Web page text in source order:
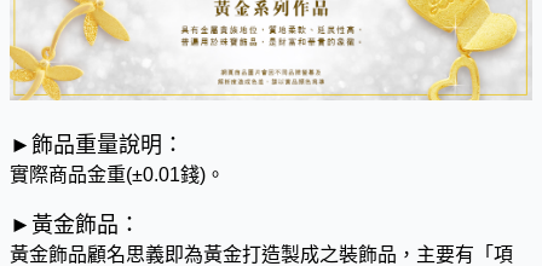
​►飾品重量說明：
實際商品金重(±0.01錢)。
►黃金飾品：
黃金飾品顧名思義即為黃金打造製成之裝飾品，主要有「項